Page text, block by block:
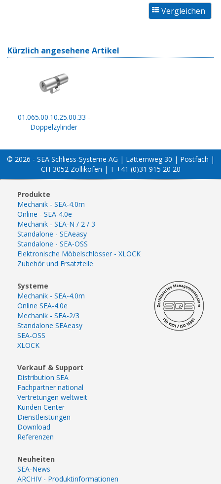
Kürzlich angesehene Artikel
01.065.00.10.25.00.33 -
Doppelzylinder
© 2026 - SEA Schliess-Systeme AG | Lätternweg 30 | Postfach |
CH-3052 Zollikofen | T +41 (0)31 915 20 20
Produkte
Mechanik - SEA-4.0m
Online - SEA-4.0e
Mechanik - SEA-N / 2 / 3
Standalone - SEAeasy
Standalone - SEA-OSS
Elektronische Möbelschlösser - XLOCK
Zubehör und Ersatzteile
Systeme
Mechanik - SEA-4.0m
Online SEA-4.0e
Mechanik - SEA-2/3
Standalone SEAeasy
SEA-OSS
XLOCK
Verkauf & Support
Distribution SEA
Fachpartner national
Vertretungen weltweit
Kunden Center
Dienstleistungen
Download
Referenzen
Neuheiten
SEA-News
ARCHIV - Produktinformationen